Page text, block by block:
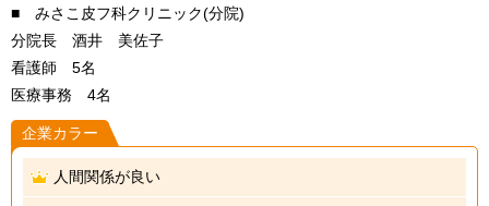
■ みさこ皮フ科クリニック(分院)
分院長 酒井 美佐子
看護師 5名
医療事務 4名
企業カラー
人間関係が良い